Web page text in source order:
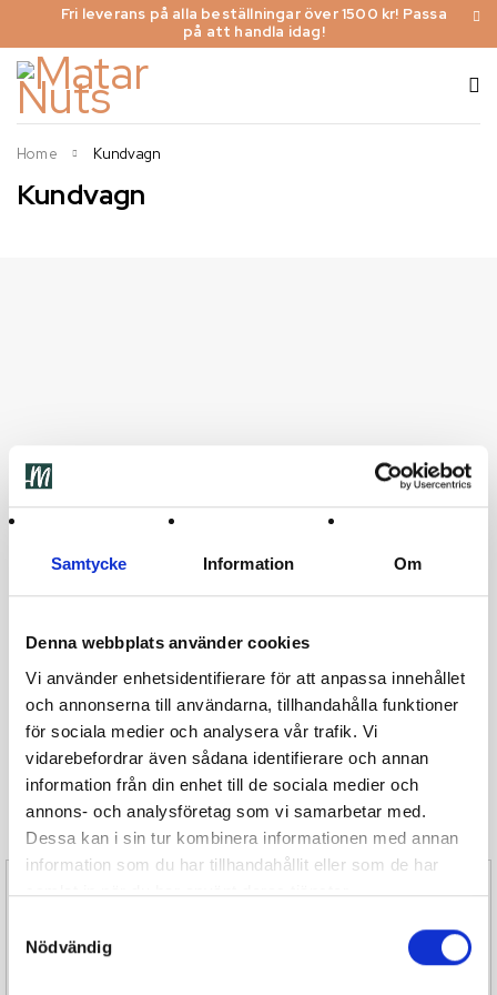
Samtycke Information Om
Denna webbplats använder cookies
Vi använder enhetsidentifierare för att anpassa innehållet
och annonserna till användarna, tillhandahålla funktioner
för sociala medier och analysera vår trafik. Vi
vidarebefordrar även sådana identifierare och annan
information från din enhet till de sociala medier och
annons- och analysföretag som vi samarbetar med.
Dessa kan i sin tur kombinera informationen med annan
information som du har tillhandahållit eller som de har
samlat in när du har använt deras tjänster.
Nödvändig
Fri leverans på alla beställningar över 1500 kr! Passa
på att handla idag!
Kundvagn
Home Kundvagn
Din varukorg är för närvarande tom.
Din beställning skickas direkt från rosteriet
Gratis frakt vid beställningar över 1500 kr
Rabatt vid beställningar över 3000 kr
Hallonbergsplan 5-7
174 52 Sundbyberg